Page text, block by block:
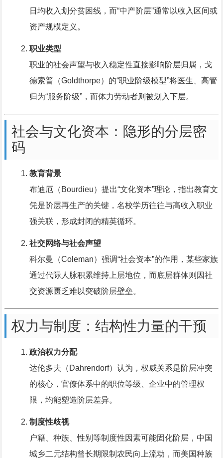
日均收入划分贫困线，而“中产阶层”通常以收入区间或
资产规模定义。
职业类型
职业的社会声望与收入稳定性直接影响阶层归属，戈
德索普（Goldthorpe）的“职业阶级模型”将医生、高管
归为“服务阶级”，而体力劳动者则被划入下层。
社会与文化资本：隐形的分层密
码
教育背景
布迪厄（Bourdieu）提出“文化资本”理论，指出教育文
凭是阶层再生产的关键，名校学历往往与高收入职业
强关联，形成封闭的精英循环。
社交网络与社会声望
科尔曼（Coleman）强调“社会资本”的作用，某些家族
通过代际人脉积累维持上层地位，而底层群体则因社
交资源匮乏难以突破阶层壁垒。
权力与制度：结构性力量的干预
政治权力分配
达伦多夫（Dahrendorf）认为，权威关系是阶层冲突
的核心，官僚体系中的职位等级、企业中的管理权
限，均能塑造阶层差异。
制度性歧视
户籍、种族、性别等制度性因素可能固化阶层，中国
城乡二元结构曾长期限制农民向上流动，而美国种族